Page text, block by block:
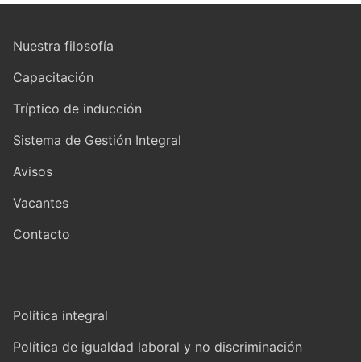
Nuestra filosofía
Capacitación
Tríptico de inducción
Sistema de Gestión Integral
Avisos
Vacantes
Contacto
Política integral
Política de igualdad laboral y no discriminación